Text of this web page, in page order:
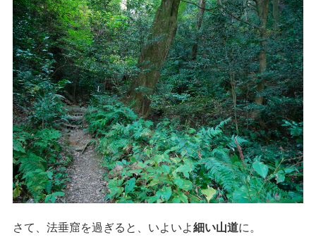
さて、法垂窟を過ぎると、いよいよ細い山道に。